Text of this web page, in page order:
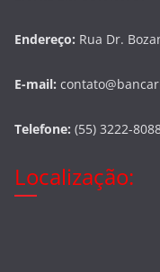
Endereço: Rua Dr.
E-mail:
Telefone: (55) 3222-
Localização: